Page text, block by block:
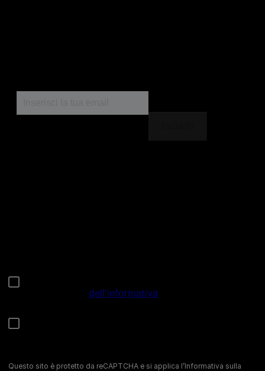
Questo sito è protetto da reCAPTCHA e si applica l’Informativa sulla
Seguici
Segnalazioni